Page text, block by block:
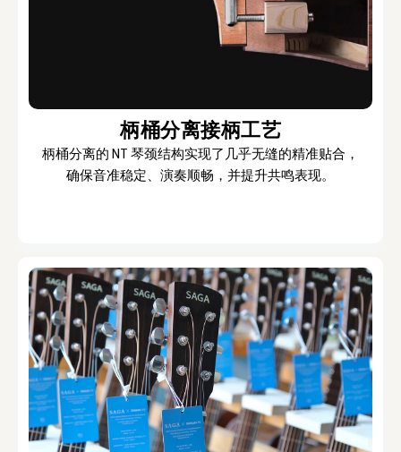
柄桶分离接柄工艺
柄桶分离的 NT 琴颈结构实现了几乎无缝的精准贴合，
确保音准稳定、演奏顺畅，并提升共鸣表现。